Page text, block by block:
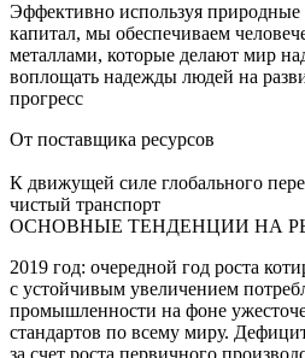
Эффективно используя
капитал, мы обеспечиваем
металлами, которые делают мир
воплощать надежды людей на
прогресс
От поставщика ресурсов
К движущей силе глобального
чистый транспорт
ОСНОВНЫЕ ТЕНДЕНЦИИ НА
2019 год: очередной год роста
с устойчивым увеличением
промышленности на фоне
стандартов по всему миру.
за счет роста первичного